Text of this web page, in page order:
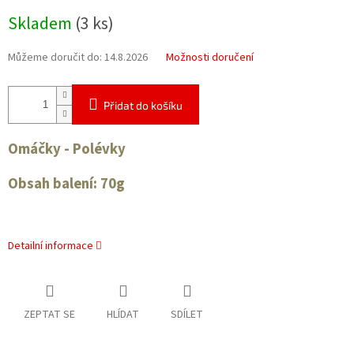
cena:
Skladem (3 ks)
Můžeme doručit do: 14.8.2026 Možnosti doručení
Přidat do košíku
Omáčky - Polévky
Obsah balení: 70g
Detailní informace
ZEPTAT SE HLÍDAT SDÍLET